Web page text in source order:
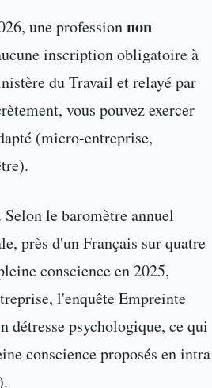
une professionnon
inscription obligatoire à
du Travail et relayé par
vous pouvez exercer
(micro-entreprise,
Selon le baromètre annuel
près d'un Français sur quatre
conscience en 2025,
l'enquête Empreinte
détresse psychologique, ce qui
conscience proposés en intra